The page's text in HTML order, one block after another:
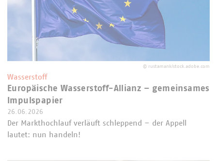
© rustamank/stock.adobe.com
Wasserstoff
Europäische Wasserstoff-Allianz – gemeinsames
Impulspapier
26.06.2026
Der Markthochlauf verläuft schleppend – der Appell
lautet: nun handeln!